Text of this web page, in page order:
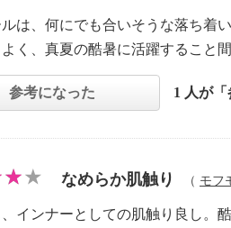
は、何にでも合いそうな落ち着い
く、真夏の酷暑に活躍すること
参考になった 1 人が
なめらか肌触り （ モフ
インナーとしての肌触り良し。